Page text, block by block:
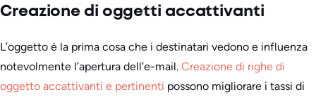
Creazione di oggetti accattivanti
L’oggetto è la prima cosa che i destinatari vedono e influenza
notevolmente l’apertura dell’e-mail. Creazione di righe di
oggetto accattivanti e pertinenti possono migliorare i tassi di